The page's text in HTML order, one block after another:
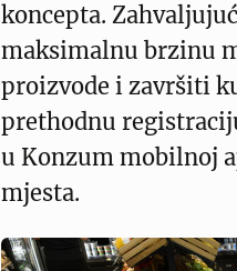
koncepta.
maksimalnu brzinu
proizvode i završiti
prethodnu
u Konzum mobilnoj
mjesta.